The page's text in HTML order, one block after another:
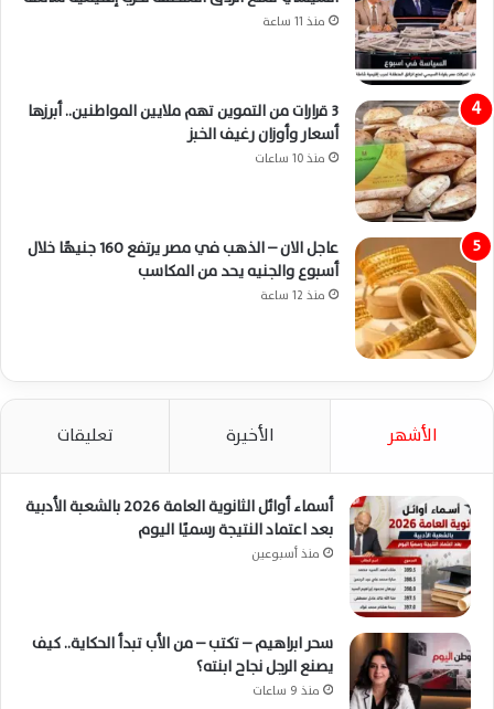
منذ 11 ساعة
3 قرارات من التموين تهم ملايين المواطنين.. أبرزها
أسعار وأوزان رغيف الخبز
منذ 10 ساعات
عاجل الان – الذهب في مصر يرتفع 160 جنيهًا خلال
أسبوع والجنيه يحد من المكاسب
منذ 12 ساعة
الأشهر الأخيرة تعليقات
أسماء أوائل الثانوية العامة 2026 بالشعبة الأدبية
بعد اعتماد النتيجة رسميًا اليوم
منذ أسبوعين
سحر ابراهيم – تكتب – من الأب تبدأ الحكاية.. كيف
يصنع الرجل نجاح ابنته؟
منذ 9 ساعات